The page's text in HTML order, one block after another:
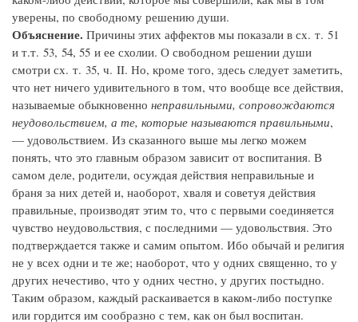
уверены, по свободному решению души.
Объяснение. Причины этих аффектов мы показали в сх. т. 51
и т.т. 53, 54, 55 и ее схолии. О свободном решении души
смотри сх. т. 35, ч. II. Но, кроме того, здесь следует заметить,
что нет ничего удивительного в том, что вообще все действия,
называемые обыкновенно неправильными, сопровождаются
неудовольствием, а те, которые называются правильными,
— удовольствием. Из сказанного выше мы легко можем
понять, что это главным образом зависит от воспитания. В
самом деле, родители, осуждая действия неправильные и
браня за них детей и, наоборот, хваля и советуя действия
правильные, производят этим то, что с первыми соединяется
чувство неудовольствия, с последними — удовольствия. Это
подтверждается также и самим опытом. Ибо обычай и религия
не у всех одни и те же; наоборот, что у одних священно, то у
других нечестиво, что у одних честно, у других постыдно.
Таким образом, каждый раскаивается в каком-либо поступке
или гордится им сообразно с тем, как он был воспитан.